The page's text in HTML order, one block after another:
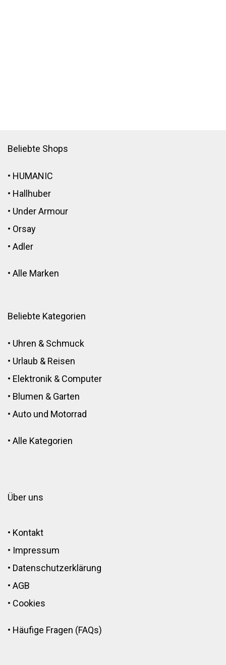
Beliebte Shops
• HUMANIC
• Hallhuber
• Under Armour
• Orsay
• Adler
• Alle Marken
Beliebte Kategorien
• Uhren & Schmuck
• Urlaub & Reisen
• Elektronik & Computer
• Blumen & Garten
• Auto und Motorrad
• Alle Kategorien
Über uns
• Kontakt
• Impressum
• Datenschutzerklärung
• AGB
• Cookies
• Häufige Fragen (FAQs)